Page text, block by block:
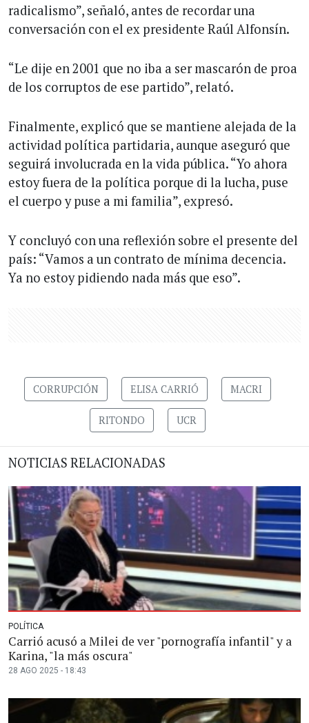
radicalismo”, señaló, antes de recordar una
conversación con el ex presidente Raúl Alfonsín.
“Le dije en 2001 que no iba a ser mascarón de proa
de los corruptos de ese partido”, relató.
Finalmente, explicó que se mantiene alejada de la
actividad política partidaria, aunque aseguró que
seguirá involucrada en la vida pública. “Yo ahora
estoy fuera de la política porque di la lucha, puse
el cuerpo y puse a mi familia”, expresó.
Y concluyó con una reflexión sobre el presente del
país: “Vamos a un contrato de mínima decencia.
Ya no estoy pidiendo nada más que eso”.
CORRUPCIÓN ELISA CARRIÓ MACRI
RITONDO UCR
NOTICIAS RELACIONADAS
POLÍTICA
Carrió acusó a Milei de ver "pornografía infantil" y a
Karina, "la más oscura"
28 AGO 2025 - 18:43